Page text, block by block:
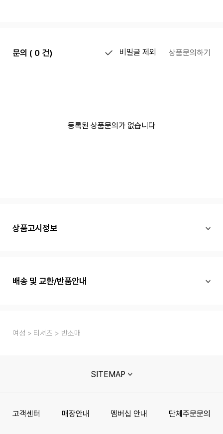
문의 ( 0 건) 비밀글 제외 상품문의하기
등록된 상품문의가 없습니다
상품고시정보
배송 및 교환/반품안내
여성 티셔츠 반소매
SITEMAP
고객센터 매장안내 멤버십 안내 단체주문문의